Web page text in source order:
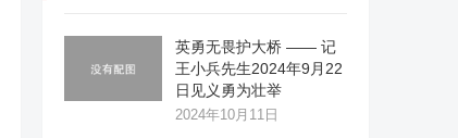
英勇无畏护大桥 —— 记
王小兵先生2024年9月22
日见义勇为壮举
2024年10月11日